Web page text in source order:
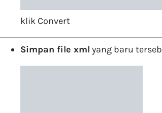
klik Convert
Simpan file xml yang baru